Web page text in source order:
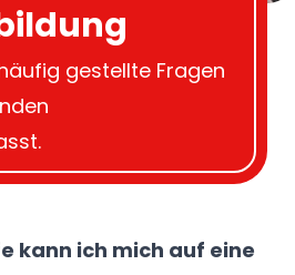
gestellte Fragen
kann ich mich auf eine